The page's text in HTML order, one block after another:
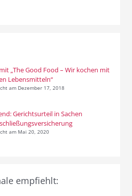
„The Good Food – Wir kochen mit
Lebensmitteln“
am Dezember 17, 2018
Gerichtsurteil in Sachen
am Mai 20, 2020
empfiehlt: